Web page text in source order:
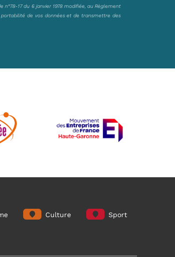
17 du 6 janvier 1978 modifiée, au Règlement
portabilité de vos données et de transmettre des
Culture Sport